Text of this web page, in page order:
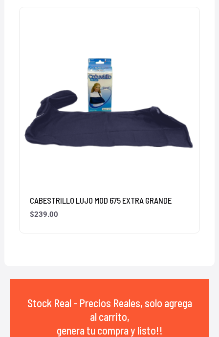
CABESTRILLO LUJO MOD 675 EXTRA GRANDE
$239.00
Stock Real - Precios Reales, solo agrega
al carrito,
genera tu compra y listo!!